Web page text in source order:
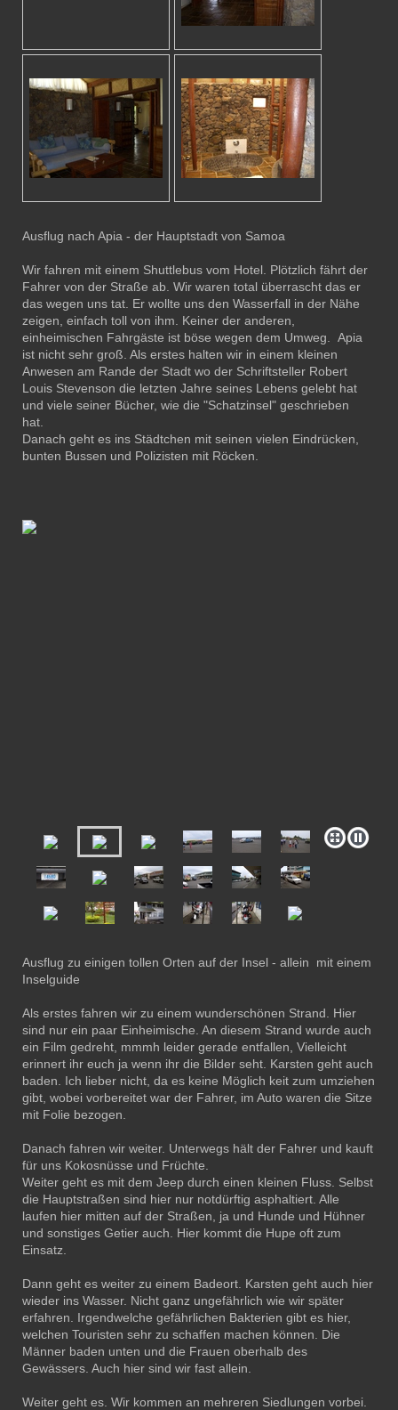
Ausflug nach Apia - der Hauptstadt von Samoa
Wir fahren mit einem Shuttlebus vom Hotel. Plötzlich fährt der
Fahrer von der Straße ab. Wir waren total überrascht das er
das wegen uns tat. Er wollte uns den Wasserfall in der Nähe
zeigen, einfach toll von ihm. Keiner der anderen,
einheimischen Fahrgäste ist böse wegen dem Umweg. Apia
ist nicht sehr groß. Als erstes halten wir in einem kleinen
Anwesen am Rande der Stadt wo der Schriftsteller Robert
Louis Stevenson die letzten Jahre seines Lebens gelebt hat
und viele seiner Bücher, wie die "Schatzinsel" geschrieben
hat.
Danach geht es ins Städtchen mit seinen vielen Eindrücken,
bunten Bussen und Polizisten mit Röcken.
Ausflug zu einigen tollen Orten auf der Insel - allein mit einem
Inselguide
Als erstes fahren wir zu einem wunderschönen Strand. Hier
sind nur ein paar Einheimische. An diesem Strand wurde auch
ein Film gedreht, mmmh leider gerade entfallen, Vielleicht
erinnert ihr euch ja wenn ihr die Bilder seht. Karsten geht auch
baden. Ich lieber nicht, da es keine Möglich keit zum umziehen
gibt, wobei vorbereitet war der Fahrer, im Auto waren die Sitze
mit Folie bezogen.
Danach fahren wir weiter. Unterwegs hält der Fahrer und kauft
für uns Kokosnüsse und Früchte.
Weiter geht es mit dem Jeep durch einen kleinen Fluss. Selbst
die Hauptstraßen sind hier nur notdürftig asphaltiert. Alle
laufen hier mitten auf der Straßen, ja und Hunde und Hühner
und sonstiges Getier auch. Hier kommt die Hupe oft zum
Einsatz.
Dann geht es weiter zu einem Badeort. Karsten geht auch hier
wieder ins Wasser. Nicht ganz ungefährlich wie wir später
erfahren. Irgendwelche gefährlichen Bakterien gibt es hier,
welchen Touristen sehr zu schaffen machen können. Die
Männer baden unten und die Frauen oberhalb des
Gewässers. Auch hier sind wir fast allein.
Weiter geht es. Wir kommen an mehreren Siedlungen vorbei.